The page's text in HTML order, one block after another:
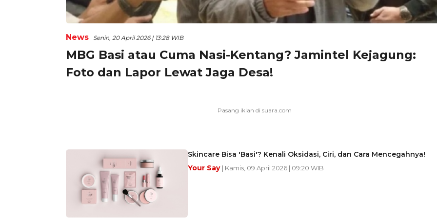
News Senin, 20 April 2026 | 13:28 WIB
MBG Basi atau Cuma Nasi-Kentang? Jamintel Kejagung:
Foto dan Lapor Lewat Jaga Desa!
Skincare Bisa 'Basi'? Kenali Oksidasi, Ciri, dan Cara Mencegahnya!
Your Say | Kamis, 09 April 2026 | 09:20 WIB